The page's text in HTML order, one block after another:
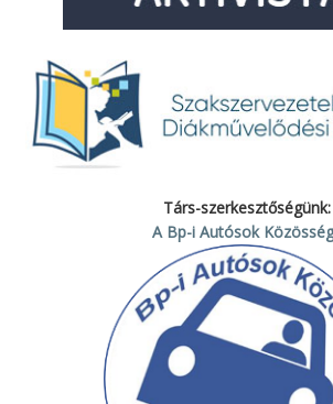
Társ-szerkesztőségünk:
A Bp-i Autósok